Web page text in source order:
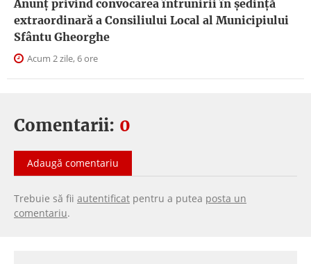
Anunţ privind convocarea întrunirii în şedinţă
extraordinară a Consiliului Local al Municipiului
Sfântu Gheorghe
Acum 2 zile, 6 ore
Comentarii: 0
Adaugă comentariu
Trebuie să fii autentificat pentru a putea posta un
comentariu.